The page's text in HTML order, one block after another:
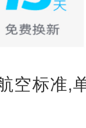
空标准,